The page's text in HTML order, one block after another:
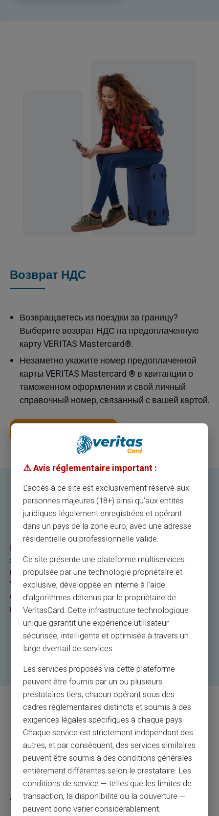
Возврат НДС
Возвращаетесь из поездки за границу?
Выберите возврат НДС на предоплаченную
карту VERITAS Mastercard®.
Незаметно укажите номер предоплаченной
карты VERITAS Mastercard ® в квитанции о
таможенном оформлении и свой личный
справочный номер, связанный с вашей картой.
Заработная плата, сборы или
комиссионные
Получать часть или все выплаты
заработной платы, комиссионные или
комиссионные на предоплаченные карты
VERITAS Mastercard ®? Просто предоставьте
банковские реквизиты своей карты своим
контрагентам.
Также проверьте
Каждый клиент несет ответственность за понимание и
соблюдение действующих гражданских, налоговых
законов и законов о борьбе с отмыванием денег,
касающихся денежных переводов. Таким образом,
перевод от неизвестного владельца может привести к
дополнительным задержкам в зачислении средств на ваш
счет.
⚠️ Avis réglementaire important :
L'accès à ce site est exclusivement réservé aux
personnes majeures (18+) ainsi qu'aux entités
juridiques légalement enregistrées et opérant
dans un pays de la zone euro, avec une adresse
résidentielle ou professionnelle valide.
Ce site présente une plateforme multiservices
propulsée par une technologie propriétaire et
exclusive, développée en interne à l’aide
d’algorithmes détenus par le propriétaire de
VeritasCard. Cette infrastructure technologique
unique garantit une expérience utilisateur
sécurisée, intelligente et optimisée à travers un
large éventail de services.
Les services proposés via cette plateforme
peuvent être fournis par un ou plusieurs
prestataires tiers, chacun opérant sous des
cadres réglementaires distincts et soumis à des
exigences légales spécifiques à chaque pays.
Chaque service est strictement indépendant des
autres, et par conséquent, des services similaires
peuvent être soumis à des conditions générales
entièrement différentes selon le prestataire. Les
conditions de service — telles que les limites de
transaction, la disponibilité ou la couverture —
peuvent donc varier considérablement.